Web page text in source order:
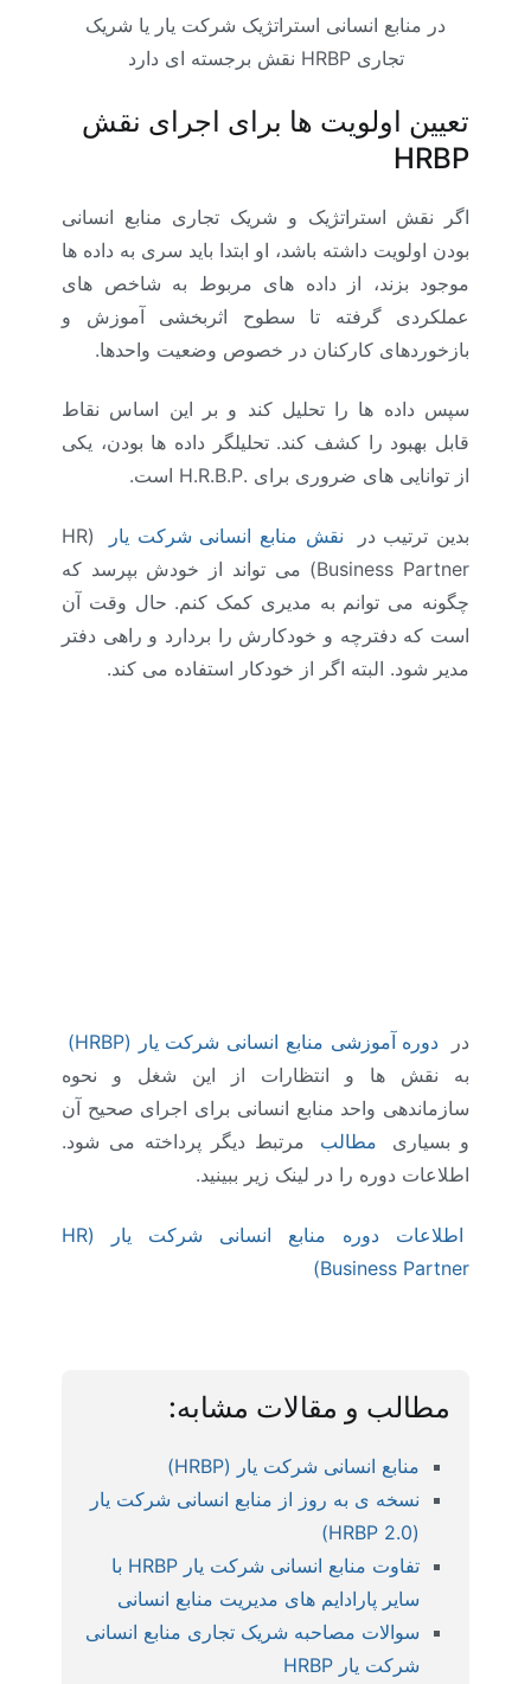
در منابع انسانی استراتژیک شرکت یار یا شریک
تجاری HRBP نقش برجسته ای دارد
تعیین اولویت ها برای اجرای نقش
HRBP
اگر نقش استراتژیک و شریک تجاری منابع انسانی
بودن اولویت داشته باشد، او ابتدا باید سری به داده ها
موجود بزند، از داده های مربوط به شاخص های
عملکردی گرفته تا سطوح اثربخشی آموزش و
بازخوردهای کارکنان در خصوص وضعیت واحدها.
سپس داده ها را تحلیل کند و بر این اساس نقاط
قابل بهبود را کشف کند. تحلیلگر داده ها بودن، یکی
از توانایی های ضروری برای .H.R.B.P است.
بدین ترتیب در نقش منابع انسانی شرکت یار
(HR
Business Partner) می تواند از خودش بپرسد که
چگونه می توانم به مدیری کمک کنم. حال وقت آن
است که دفترچه و خودکارش را بردارد و راهی دفتر
مدیر شود. البته اگر از خودکار استفاده می کند.
در
دوره آموزشی منابع انسانی شرکت یار (HRBP)
به نقش ها و انتظارات از این شغل و نحوه
سازماندهی واحد منابع انسانی برای اجرای صحیح آن
و بسیاری
مطالب
مرتبط دیگر پرداخته می شود.
اطلاعات دوره را در لینک زیر ببینید.
اطلاعات دوره منابع انسانی شرکت یار (HR
Business Partner)
مطالب و مقالات مشابه:
منابع انسانی شرکت یار (HRBP)
نسخه ی به روز از منابع انسانی شرکت یار
(HRBP 2.0)
تفاوت منابع انسانی شرکت یار HRBP با
سایر پارادایم های مدیریت منابع انسانی
سوالات مصاحبه شریک تجاری منابع انسانی
شرکت یار HRBP